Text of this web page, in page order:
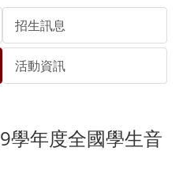
招生訊息
活動資訊
學年度全國學生音